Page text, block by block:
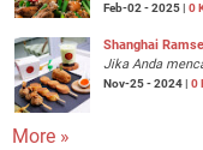
Feb-02 - 2025 | 0
Shanghai
Jika Anda
Nov-25 - 2024 | 0
More »